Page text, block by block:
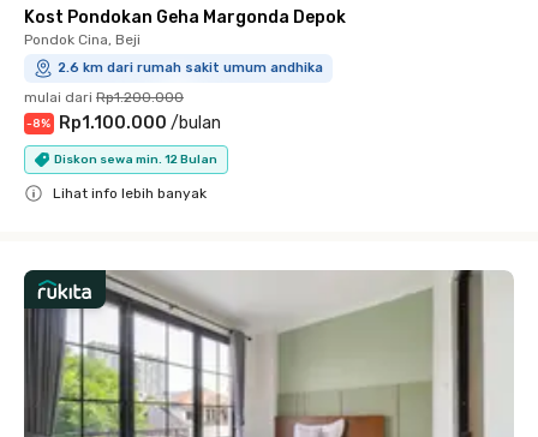
Kost Pondokan Geha Margonda Depok
Pondok Cina, Beji
2.6 km dari rumah sakit umum andhika
mulai dari Rp1.200.000
-8% Rp1.100.000 /bulan
Diskon sewa min. 12 Bulan
Lihat info lebih banyak